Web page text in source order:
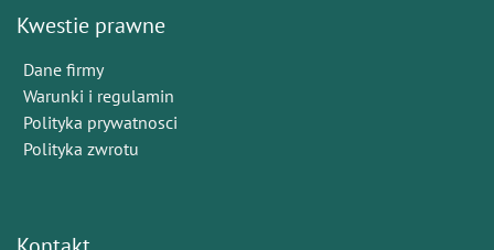
Kwestie prawne
Dane firmy
Warunki i regulamin
Polityka prywatnosci
Polityka zwrotu